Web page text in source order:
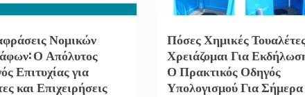
Νομικών
Ο Απόλυτος
Επιτυχίας για
και Επιχειρήσεις
Πόσες Χημικές
Χρειάζομαι Για
Ο Πρακτικός Οδηγός
Υπολογισμού Για Σήμερα